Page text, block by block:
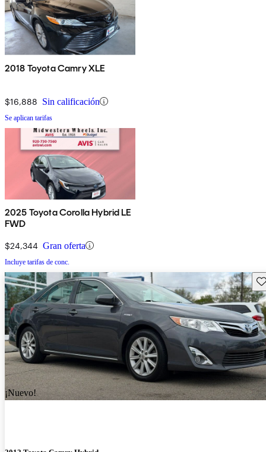
2018 Toyota Camry XLE
$16,888 Sin calificación
Se aplican tarifas
2025 Toyota Corolla Hybrid LE
FWD
$24,344 Gran oferta
Incluye tarifas de conc.
¡Nuevo!